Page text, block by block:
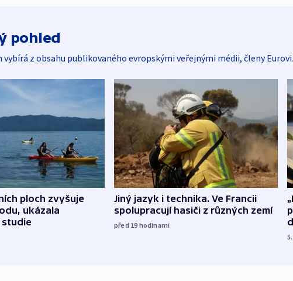
pohled
vybírá z obsahu publikovaného evropskými veřejnými médii, členy
ploch zvyšuje
ukázala
studie
Jiný jazyk i technika. Ve Francii
spolupracují hasiči z různých zemí
před 19 hodinami